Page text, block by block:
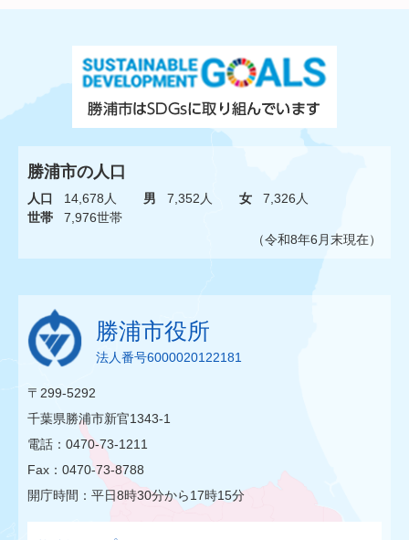
勝浦市の人口
人口 14,678人 男 7,352人 女
7,326人
世帯
7,976世帯
（令和8年6月末現在）
勝浦市役所
法人番号6000020122181
〒299-5292
千葉県勝浦市新官1343-1
電話：0470-73-1211
Fax：0470-73-8788
開庁時間：平日8時30分から17時15分